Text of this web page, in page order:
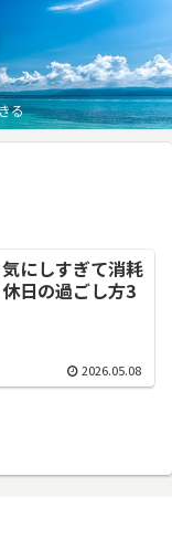
る
気にしすぎて消耗
日の過ごし方3
2026.05.08